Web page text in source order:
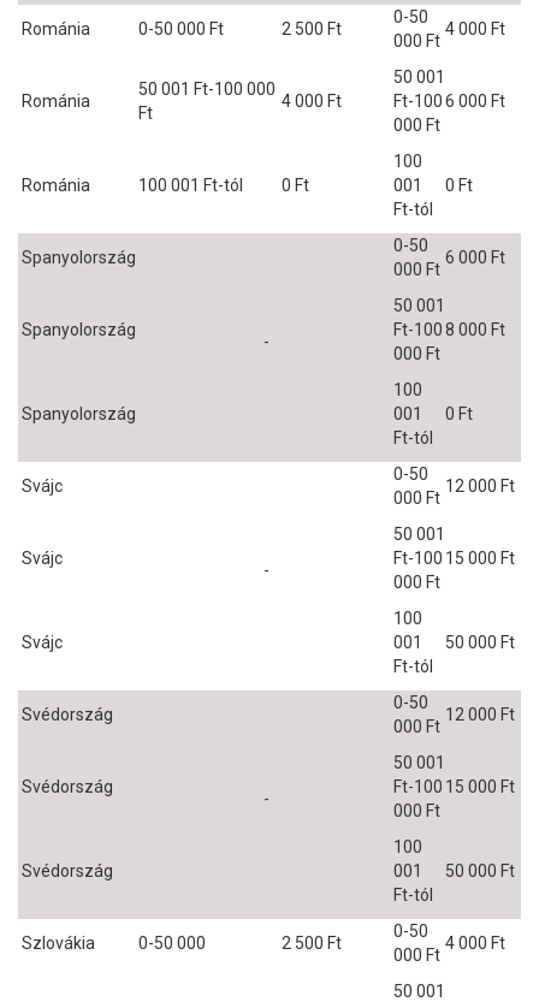
Románia 0-50 000 Ft 2 500 Ft
0-50
000 Ft
4 000 Ft
Románia
50 001 Ft-100 000
Ft
4 000 Ft
50 001
Ft-100
000 Ft
6 000 Ft
Románia 100 001 Ft-tól 0 Ft
100
001
Ft-tól
0 Ft
Spanyolország
-
0-50
000 Ft
6 000 Ft
Spanyolország
50 001
Ft-100
000 Ft
8 000 Ft
Spanyolország
100
001
Ft-tól
0 Ft
Svájc
-
0-50
000 Ft
12 000 Ft
Svájc
50 001
Ft-100
000 Ft
15 000 Ft
Svájc
100
001
Ft-tól
50 000 Ft
Svédország
-
0-50
000 Ft
12 000 Ft
Svédország
50 001
Ft-100
000 Ft
15 000 Ft
Svédország
100
001
Ft-tól
50 000 Ft
Szlovákia 0-50 000 2 500 Ft
0-50
000 Ft
4 000 Ft
50 001